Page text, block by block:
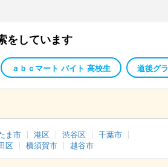
をしています
ａｂｃマート バイト 高校生 道後グ
ま市 港区 渋谷区
千葉市
区 横須賀市 越谷市